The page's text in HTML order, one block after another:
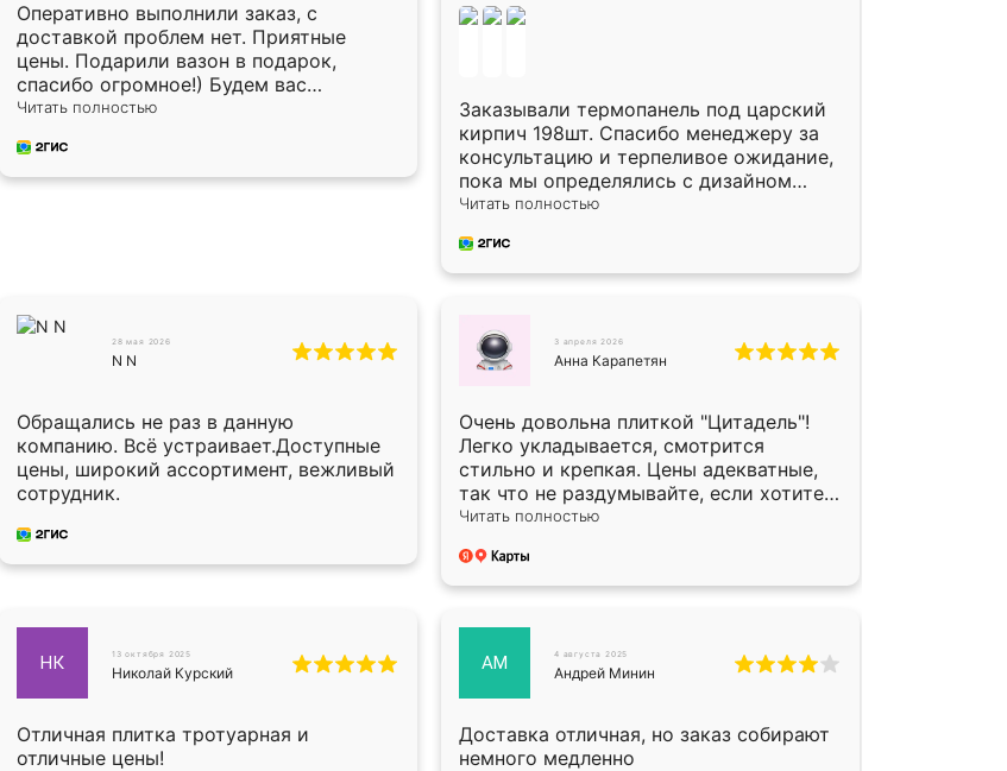
Оперативно выполнили заказ, с
доставкой проблем нет. Приятные
цены. Подарили вазон в подарок,
спасибо огромное!) Будем вас
рекомендовать знакомым!)
Читать полностью
Заказывали термопанель под царский
кирпич 198шт. Спасибо менеджеру за
консультацию и терпеливое ожидание,
пока мы определялись с дизайном
плитки. Исполнен заказ в срок, спасибо
предоплата наличкой 50%. Накануне с
водителем договорились о доставке в
Огромная благодарность водителю,
помог выгрузить. Получили коробку
сломается. Осталось дело за малым-
монтировать))) Подарили два больших
вазона трапеция из архитектурного
бетона-красота.
Читать полностью
28 мая 2026
N N
Обращались не раз в данную
компанию. Всё устраивает.Доступные
цены, широкий ассортимент, вежливый
сотрудник.
3 апреля 2026
Анна Карапетян
Очень довольна плиткой "Цитадель"!
Легко укладывается, смотрится
стильно и крепкая. Цены адекватные,
так что не раздумывайте, если хотите
улучшить свой двор!
Читать полностью
НК 13 октября 2025
Николай Курский
Отличная плитка тротуарная и
отличные цены!
АМ 4 августа 2025
Андрей Минин
Доставка отличная, но заказ собирают
немного медленно